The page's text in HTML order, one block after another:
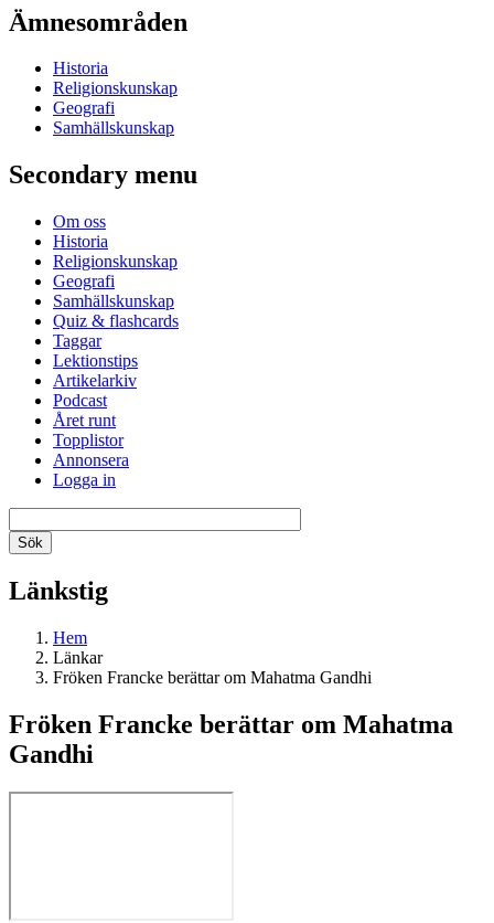
Ämnesområden
Historia
Religionskunskap
Geografi
Samhällskunskap
Secondary menu
Om oss
Historia
Religionskunskap
Geografi
Samhällskunskap
Quiz & flashcards
Taggar
Lektionstips
Artikelarkiv
Podcast
Året runt
Topplistor
Annonsera
Logga in
Länkstig
Hem
Länkar
Fröken Francke berättar om Mahatma Gandhi
Fröken Francke berättar om Mahatma
Gandhi